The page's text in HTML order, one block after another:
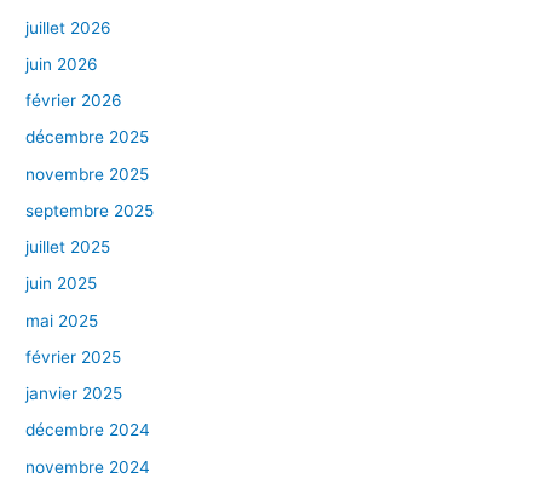
juillet 2026
juin 2026
février 2026
décembre 2025
novembre 2025
septembre 2025
juillet 2025
juin 2025
mai 2025
février 2025
janvier 2025
décembre 2024
novembre 2024